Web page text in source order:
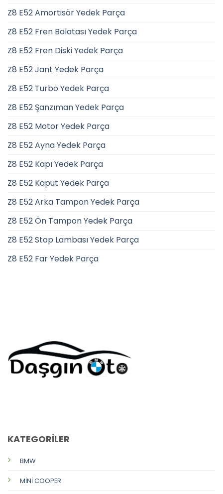
Z8 E52 Amortisör Yedek Parça
Z8 E52 Fren Balatası Yedek Parça
Z8 E52 Fren Diski Yedek Parça
Z8 E52 Jant Yedek Parça
Z8 E52 Turbo Yedek Parça
Z8 E52 Şanzıman Yedek Parça
Z8 E52 Motor Yedek Parça
Z8 E52 Ayna Yedek Parça
Z8 E52 Kapı Yedek Parça
Z8 E52 Kaput Yedek Parça
Z8 E52 Arka Tampon Yedek Parça
Z8 E52 Ön Tampon Yedek Parça
Z8 E52 Stop Lambası Yedek Parça
Z8 E52 Far Yedek Parça
KATEGORİLER
BMW
MİNİ COOPER